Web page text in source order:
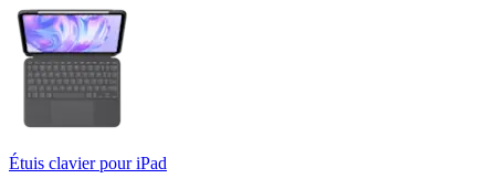
Étuis clavier pour iPad